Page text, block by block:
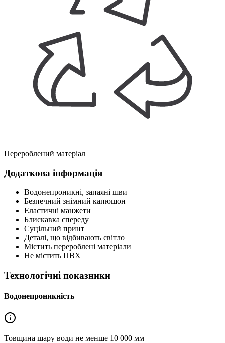
Перероблений матеріал
Додаткова інформація
Водонепроникні, запаяні шви
Безпечний знімний капюшон
Еластичні манжети
Блискавка спереду
Суцільний принт
Деталі, що відбивають світло
Містить перероблені матеріали
Не містить ПВХ
Технологічні показники
Водонепроникність
Товщина шару води не менше 10 000 мм